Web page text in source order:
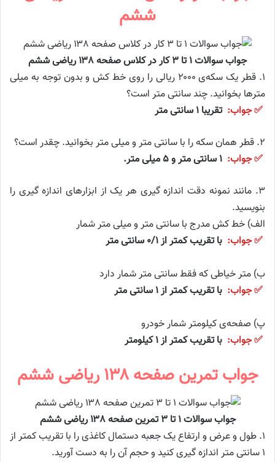
ششم
جواب سوالات ۱ تا ۳ کار در کلاس صفحه ۱۳۸ ریاضی ششم
۱. قطر یک سکه‌ی ۲۰۰۰ ریالی را روی خط کش و بدون توجه به میلی
مترها بخوانید. چند سانتی متر است؟
✅ جواب: تقریبا ۱ سانتی متر
۲. قطر همان سکه را با سانتی متر و میلی متر بخوانید. چقدر است؟
✅ جواب: ۱ سانتی متر و ۵ میلی متر.
۳. مانند نمونه دقت اندازه گیری هر یک از ابزارهای اندازه گیری را
بنویسید.
الف) خط کش مدرج با سانتی متر و میلی متر شمار
✅ جواب: با تقریب کمتر از ۰/۱ سانتی متر
ب) متر خیاطی که فقط سانتی متر شمار دارد
✅ جواب: با تقریب کمتر از ۱ سانتی متر
پ) صفحه‌ی کیلومتر شمار خودرو
✅ جواب: با تقریب کمتر از ۱ کیلومتر
جواب تمرین صفحه ۱۳۸ ریاضی ششم
جواب سوالات ۱ تا ۳ تمرین صفحه ۱۳۸ ریاضی ششم
۱. طول و عرض و ارتفاع یک جعبه دستمال کاغذی را با تقریب کمتر از
۱ سانتی متر اندازه گیری کنید و حجم آن را به دست آورید.